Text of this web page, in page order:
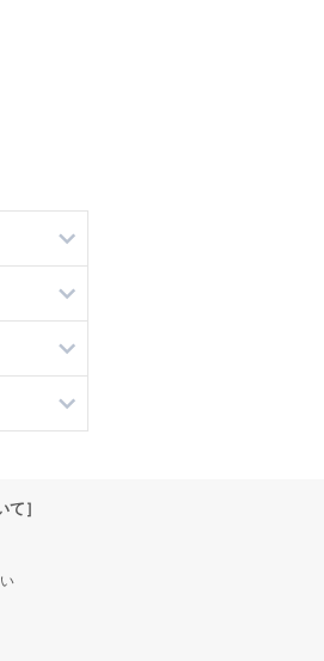
て］